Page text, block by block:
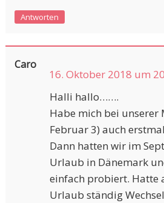
Antworten
Caro
16. Oktober 2018 um
Halli hallo…….
Habe mich bei unserer
Februar 3) auch
Dann hatten wir im
Urlaub in Dänemark
einfach probiert. Hatte
Urlaub ständig